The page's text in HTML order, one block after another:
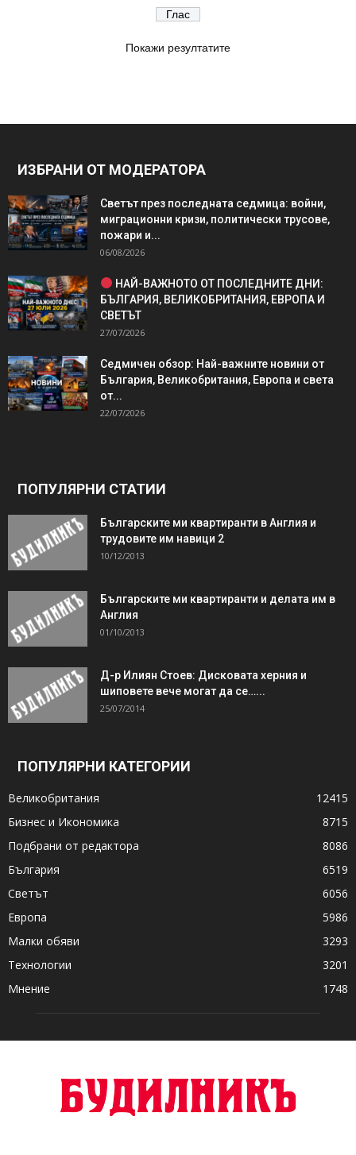
Покажи резултатите
ИЗБРАНИ ОТ МОДЕРАТОРА
Светът през последната седмица: войни,
миграционни кризи, политически трусове,
пожари и...
06/08/2026
НАЙ-ВАЖНОТО ОТ ПОСЛЕДНИТЕ ДНИ:
БЪЛГАРИЯ, ВЕЛИКОБРИТАНИЯ, ЕВРОПА И
СВЕТЪТ
27/07/2026
Седмичен обзор: Най-важните новини от
България, Великобритания, Европа и света
от...
22/07/2026
ПОПУЛЯРНИ СТАТИИ
Българските ми квартиранти в Англия и
трудовите им навици 2
10/12/2013
Българските ми квартиранти и делата им в
Англия
01/10/2013
Д-р Илиян Стоев: Дисковата херния и
шиповете вече могат да се…...
25/07/2014
ПОПУЛЯРНИ КАТЕГОРИИ
Великобритания
12415
Бизнес и Икономика
8715
Подбрани от редактора
8086
България
6519
Светът
6056
Европа
5986
Малки обяви
3293
Технологии
3201
Мнение
1748